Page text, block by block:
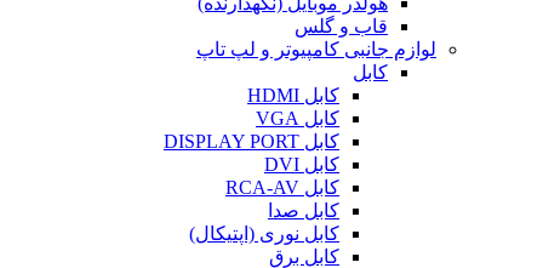
قاب و گلس
لوازم جانبی کامپیوتر و لپ تاپ
کابل
کابل HDMI
کابل VGA
کابل DISPLAY PORT
کابل DVI
کابل RCA-AV
کابل صدا
کابل نوری (اپتیکال)
کابل برق